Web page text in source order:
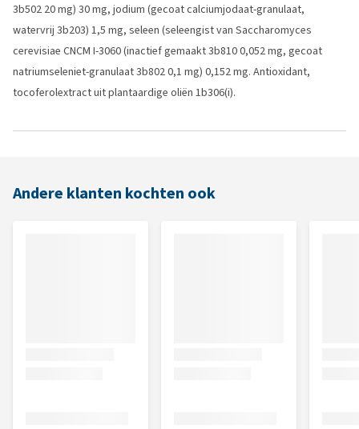
3b502 20 mg) 30 mg, jodium (gecoat calciumjodaat-granulaat,
watervrij 3b203) 1,5 mg, seleen (seleengist van Saccharomyces
cerevisiae CNCM I-3060 (inactief gemaakt 3b810 0,052 mg, gecoat
natriumseleniet-granulaat 3b802 0,1 mg) 0,152 mg. Antioxidant,
tocoferolextract uit plantaardige oliën 1b306(i).
Andere klanten kochten ook